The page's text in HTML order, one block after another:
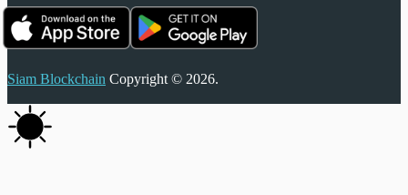
Siam Blockchain Copyright © 2026.